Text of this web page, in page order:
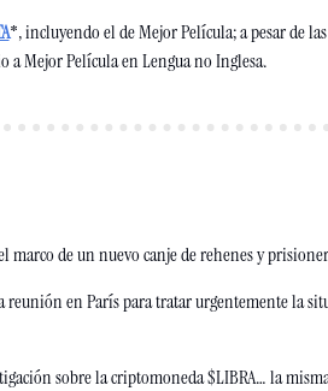
*, incluyendo el de Mejor Película; a pesar de
a Mejor Película en Lengua no Inglesa.
marco de un nuevo canje de rehenes y
en París para tratar urgentemente la
sobre la criptomoneda $LIBRA… la